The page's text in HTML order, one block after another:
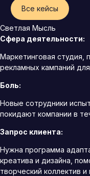
Все кейсы
Светлая Мысль
Сфера деятельности:
Маркетинговая студия,
рекламных кампаний
Боль:
Новые сотрудники
покидают компании в
Запрос клиента:
Нужна программа
креатива и дизайна,
творческий коллектив